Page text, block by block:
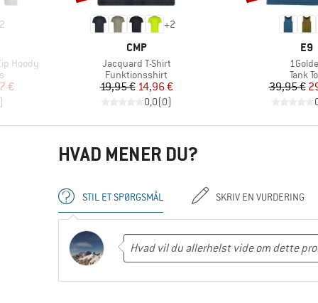
2
Hoody
€
+2
MÆRKE
CMP
Artikel
Jacquard T-Shirt
Produktgruppe
Funktionsshirt
Pris
19,95 €Nedsat pris
14,96 €
0,0(0)
E9
Artikel
Tank
39,95 €
HVAD MENER DU?
STIL ET SPØRGSMÅL SKRIV EN VURDERING